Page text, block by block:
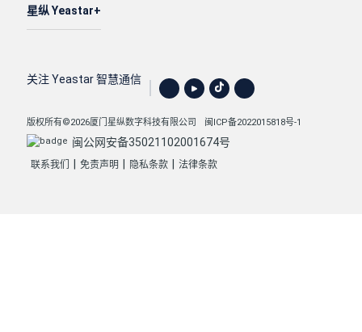
星纵 Yeastar
关注 Yeastar 智慧通信
版权所有©2026厦门星纵数字科技有限公司 闽ICP备2022015818号-1
闽公网安备35021102001674号
联系我们 免责声明 隐私条款 法律条款